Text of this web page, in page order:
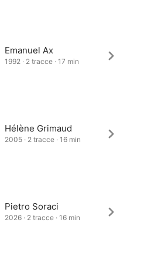
Emanuel Ax
1992 · 2 tracce · 17 min
Hélène Grimaud
2005 · 2 tracce · 16 min
Pietro Soraci
2026 · 2 tracce · 16 min